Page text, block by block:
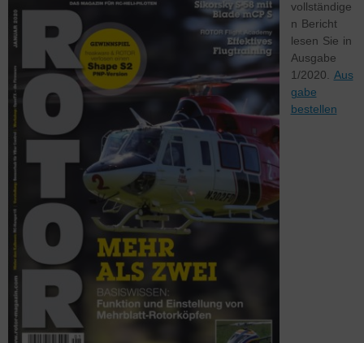
vollständige
n Bericht
lesen Sie in
Ausgabe
1/2020. Aus
gabe
bestellen